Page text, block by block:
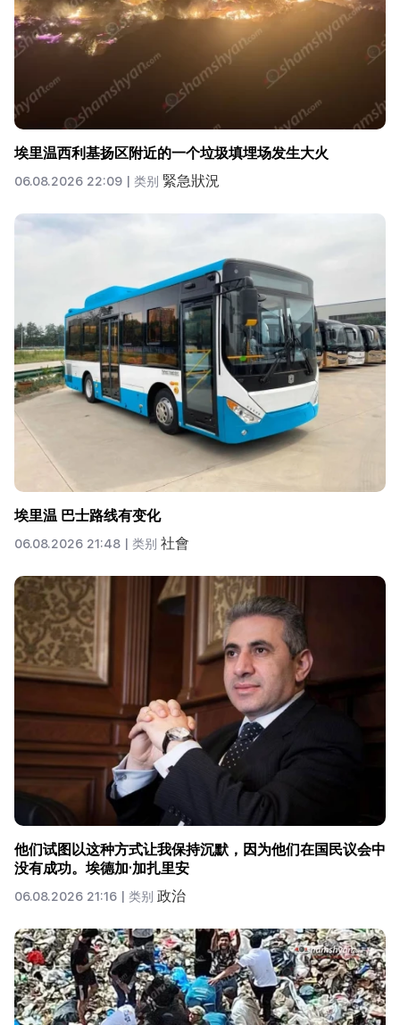
埃里温西利基扬区附近的一个垃圾填埋场发生大火
06.08.2026 22:09 | 类别 緊急狀況
埃里温 巴士路线有变化
06.08.2026 21:48 | 类别 社會
他们试图以这种方式让我保持沉默，因为他们在国民议会中
没有成功。埃德加·加扎里安
06.08.2026 21:16 | 类别 政治